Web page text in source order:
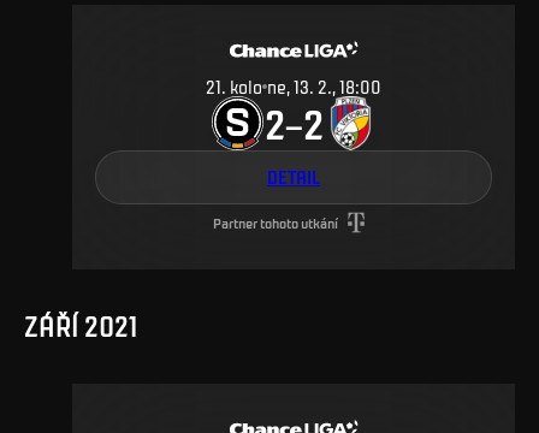
21. kolo ne, 13. 2., 18:00
2–2
DETAIL
Partner tohoto utkání
ZÁŘÍ 2021